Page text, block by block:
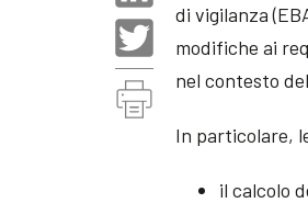
di vigilanza
modifiche ai
nel contesto
In particolare,
il calcolo